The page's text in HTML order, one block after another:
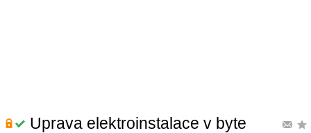
Uprava elektroinstalace v byte